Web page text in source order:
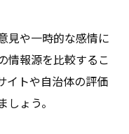
見や一時的な感情に
情報源を比較するこ
イトや自治体の評価
ょう。